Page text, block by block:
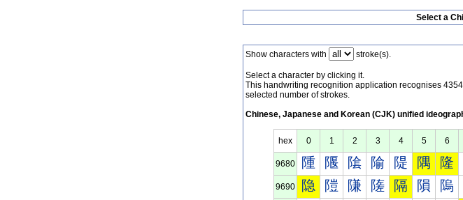
Select a
Show characters with stroke(s).
Select a character by clicking it.
This handwriting recognition application recognises
selected number of strokes.
Chinese, Japanese and Korean (CJK) unified
hex 0 1 2 3 4 5 6
9680 隀 隁 隂 隃 隄 隅 隆
9690 隐 隑 隒 隓 隔 隕 隖